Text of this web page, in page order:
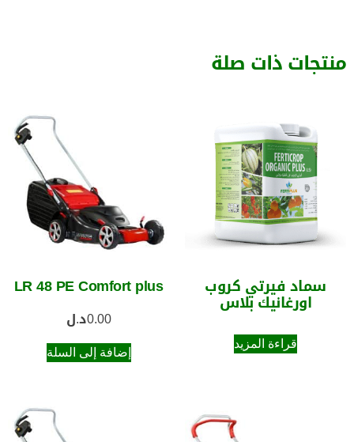
منتجات ذات صلة
سماد فيرتي كروب
اورغانيك بلاس
قراءة المزيد
LR 48 PE Comfort plus
0.00د.ل
إضافة إلى السلة